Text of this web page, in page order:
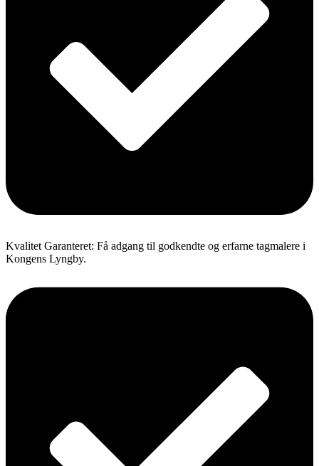
Kvalitet Garanteret: Få adgang til godkendte og erfarne tagmalere i
Kongens Lyngby.